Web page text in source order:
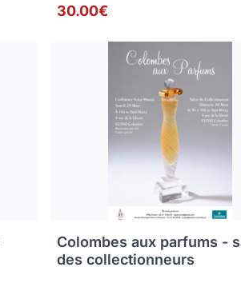
30.00€
Colombes aux parfums -
des collectionneurs